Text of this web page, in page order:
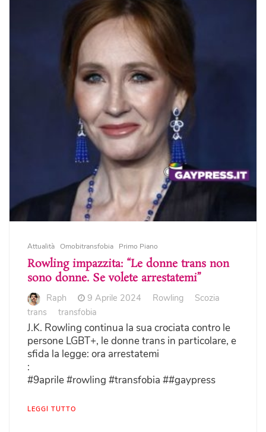
Attualità Omobitransfobia Primo Piano
Rowling impazzita: “Le donne trans non
sono donne. Se volete arrestatemi”
Raph 9 Aprile 2024 Rowling
Scozia
trans
transfobia
J.K. Rowling continua la sua crociata contro le
persone LGBT+, le donne trans in particolare, e
sfida la legge: ora arrestatemi
:
#9aprile #rowling #transfobia ##gaypress
LEGGI TUTTO